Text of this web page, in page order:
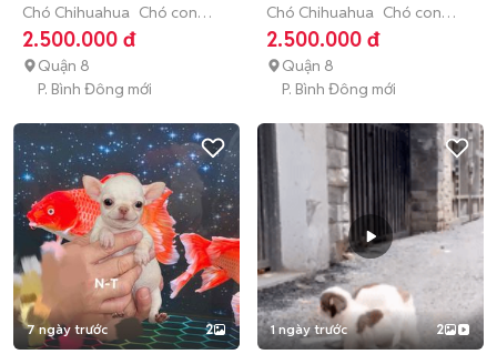
Chó Chihuahua Chó con
(dưới 3 tháng tuổi)
2.500.000 đ
Quận 8
P. Bình Đông mới
Chó Chihuahua Chó con
(dưới 3 tháng tuổi)
2.500.000 đ
Quận 8
P. Bình Đông mới
7 ngày trước 2 1 ngày trước 2